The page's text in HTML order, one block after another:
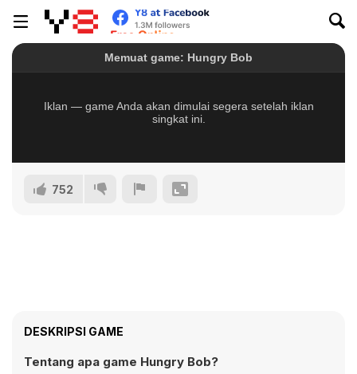
752
DESKRIPSI GAME
Tentang apa game Hungry Bob?